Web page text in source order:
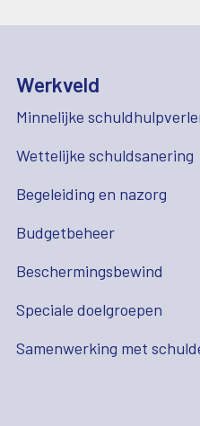
Werkveld
Minnelijke
Wettelijke schuldsanering
Begeleiding en nazorg
Budgetbeheer
Beschermingsbewind
Speciale doelgroepen
Samenwerking met